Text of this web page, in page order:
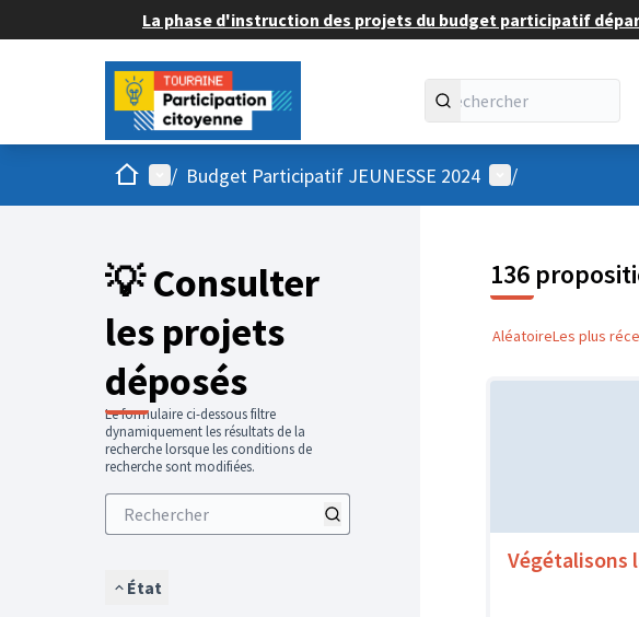
La phase d'instruction des projets du budget participatif
AccueilMenu principal
/ Budget Participatif JEUNESSE 2024 Menu utilisateur
/
💡 Consulter
les projets
déposés
Le formulaire ci-dessous filtre
dynamiquement les résultats de la
recherche lorsque les conditions de
recherche sont modifiées.
État
136
AléatoireLes plus
Végétalisons